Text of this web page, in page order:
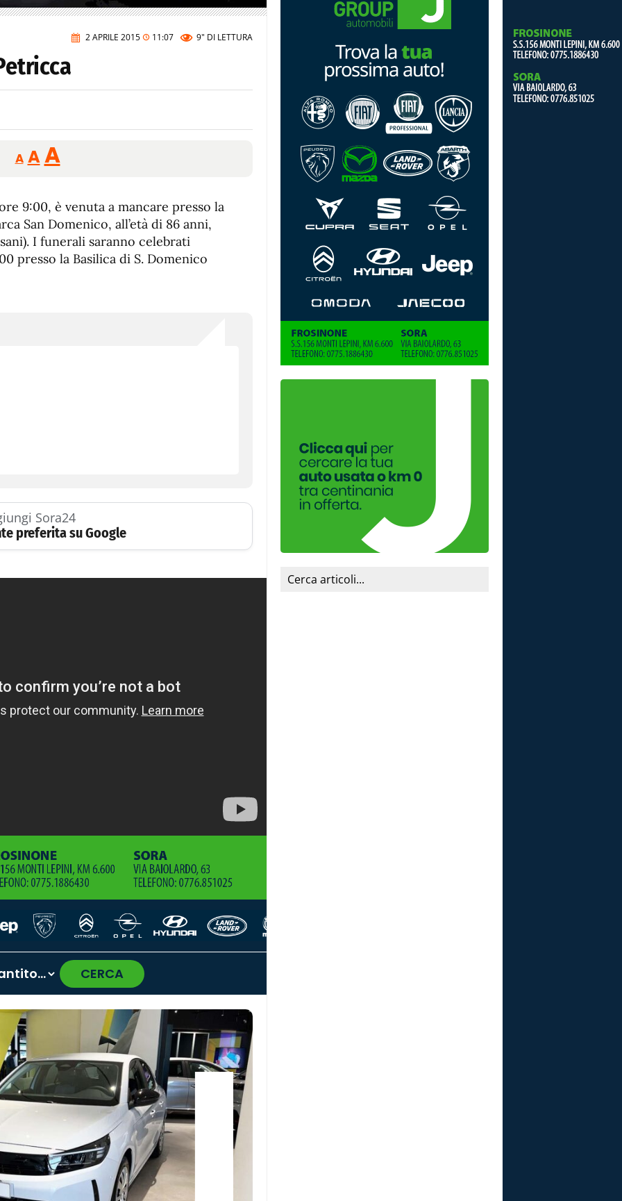
2 APRILE 2015 11:07 9" DI LETTURA
A
Reducir
tamaño
A Restablecer
tamaño
de
fuente
AAumentar
de
fuente.
9:00, è venuta a mancare presso la
San Domenico, all’età di 86 anni,
I funerali saranno celebrati
presso la Basilica di S. Domenico
Sora24
preferita su Google
CERCA
›